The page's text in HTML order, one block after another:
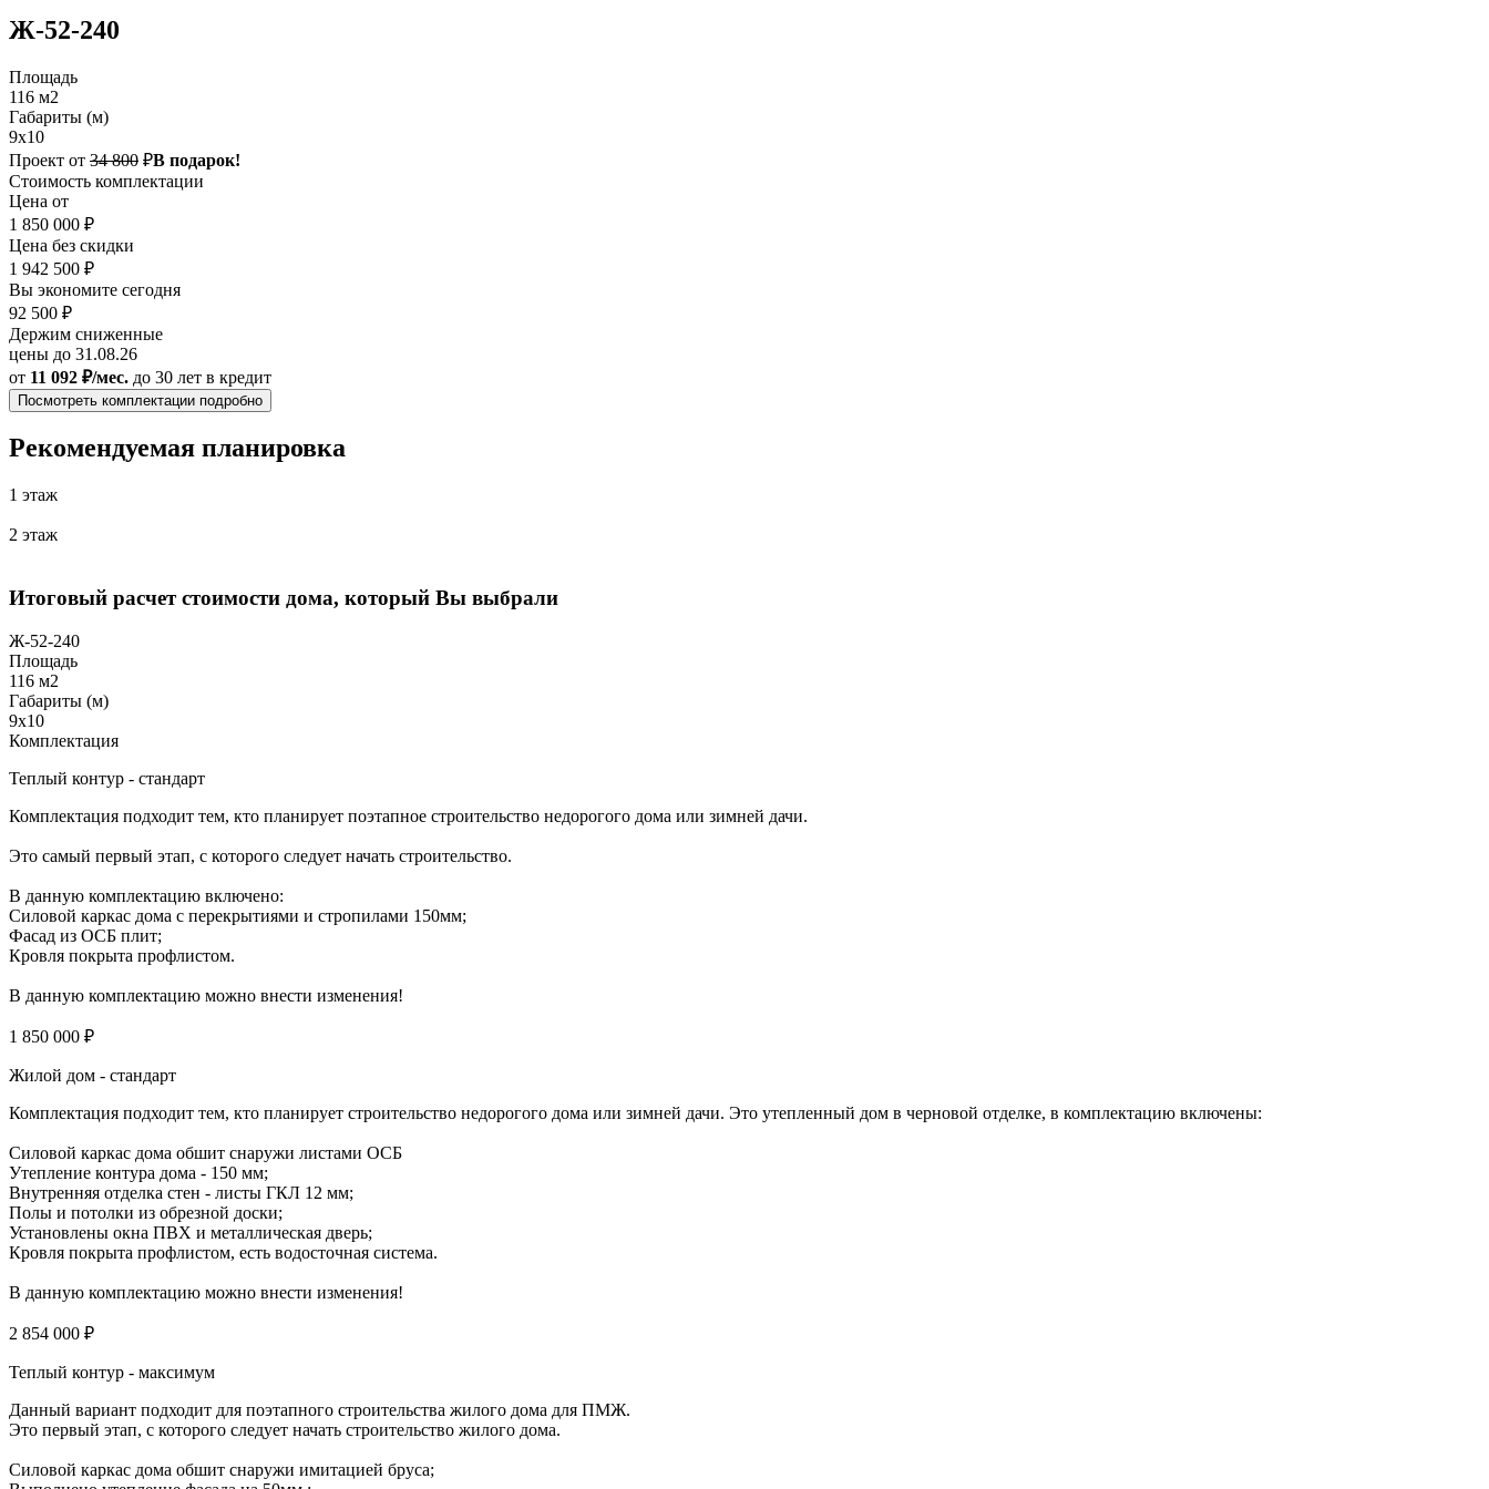
Ж-52-240
Площадь
116 м2
Габариты (м)
9x10
Проект от 34 800 ₽В подарок!
Стоимость комплектации
Цена от
1 850 000 ₽
Цена без скидки
1 942 500 ₽
Вы экономите сегодня
92 500 ₽
Держим сниженные
цены до 31.08.26
от 11 092 ₽/мес. до 30 лет в кредит
Посмотреть комплектации подробно
Рекомендуемая планировка
1 этаж
2 этаж
Итоговый расчет стоимости дома, который Вы выбрали
Ж-52-240
Площадь
116 м2
Габариты (м)
9x10
Комплектация
Теплый контур - стандарт
Комплектация подходит тем, кто планирует поэтапное строительство недорогого дома или зимней дачи.
Это самый первый этап, с которого следует начать строительство.
В данную комплектацию включено:
Силовой каркас дома с перекрытиями и стропилами 150мм;
Фасад из ОСБ плит;
Кровля покрыта профлистом.
В данную комплектацию можно внести изменения!
1 850 000 ₽
Жилой дом - стандарт
Комплектация подходит тем, кто планирует строительство недорогого дома или зимней дачи. Это утепленный дом в черновой отделке, в комплектацию включены:
Силовой каркас дома обшит снаружи листами ОСБ
Утепление контура дома - 150 мм;
Внутренняя отделка стен - листы ГКЛ 12 мм;
Полы и потолки из обрезной доски;
Установлены окна ПВХ и металлическая дверь;
Кровля покрыта профлистом, есть водосточная система.
В данную комплектацию можно внести изменения!
2 854 000 ₽
Теплый контур - максимум
Данный вариант подходит для поэтапного строительства жилого дома для ПМЖ.
Это первый этап, с которого следует начать строительство жилого дома.
Силовой каркас дома обшит снаружи имитацией бруса;